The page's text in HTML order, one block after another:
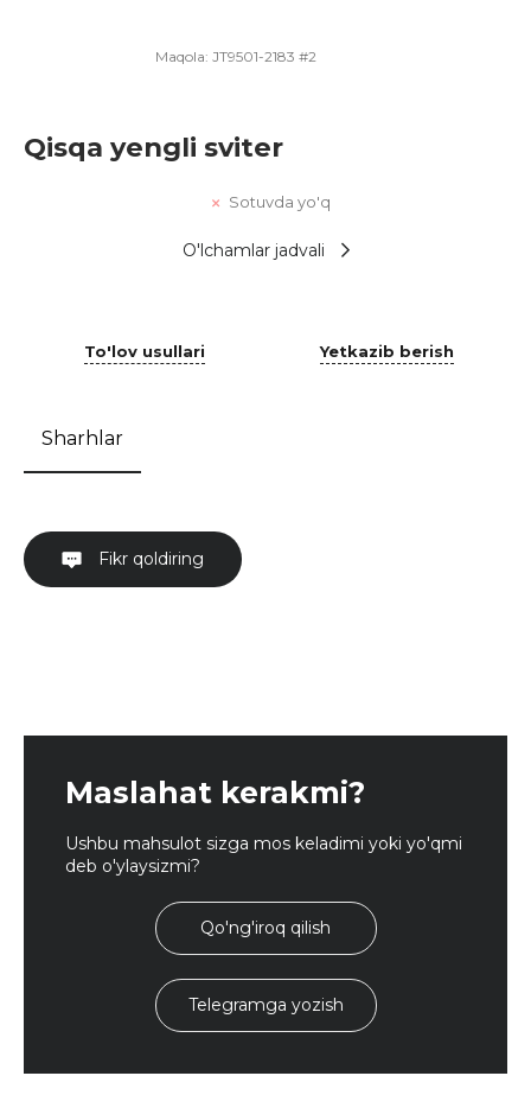
Maqola: JT9501-2183 #2
Qisqa yengli sviter
Sotuvda yo'q
O'lchamlar jadvali
To'lov usullari Yetkazib berish
Sharhlar
Fikr qoldiring
Maslahat kerakmi?
Ushbu mahsulot sizga mos keladimi yoki yo'qmi
deb o'ylaysizmi?
Qo'ng'iroq qilish
Telegramga yozish